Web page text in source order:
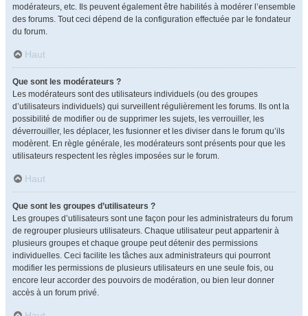
modérateurs, etc. Ils peuvent également être habilités à modérer l’ensemble
des forums. Tout ceci dépend de la configuration effectuée par le fondateur
du forum.
Haut
Que sont les modérateurs ?
Les modérateurs sont des utilisateurs individuels (ou des groupes
d’utilisateurs individuels) qui surveillent régulièrement les forums. Ils ont la
possibilité de modifier ou de supprimer les sujets, les verrouiller, les
déverrouiller, les déplacer, les fusionner et les diviser dans le forum qu’ils
modèrent. En règle générale, les modérateurs sont présents pour que les
utilisateurs respectent les règles imposées sur le forum.
Haut
Que sont les groupes d’utilisateurs ?
Les groupes d’utilisateurs sont une façon pour les administrateurs du forum
de regrouper plusieurs utilisateurs. Chaque utilisateur peut appartenir à
plusieurs groupes et chaque groupe peut détenir des permissions
individuelles. Ceci facilite les tâches aux administrateurs qui pourront
modifier les permissions de plusieurs utilisateurs en une seule fois, ou
encore leur accorder des pouvoirs de modération, ou bien leur donner
accès à un forum privé.